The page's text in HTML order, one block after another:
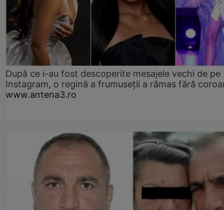
După ce i-au fost descoperite mesajele vechi de pe
Instagram, o regină a frumuseții a rămas fără
www.antena3.ro